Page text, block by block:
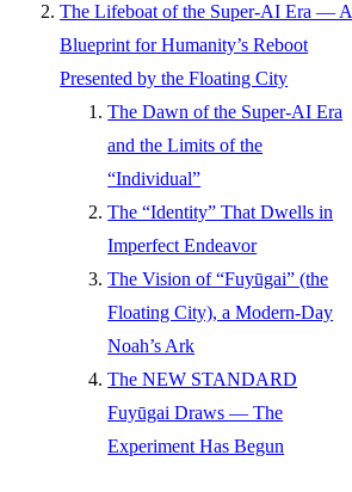
The Lifeboat of the Super-AI Era — A
Blueprint for Humanity’s Reboot
Presented by the Floating City
The Dawn of the Super-AI Era
and the Limits of the
“Individual”
The “Identity” That Dwells in
Imperfect Endeavor
The Vision of “Fuyūgai” (the
Floating City), a Modern-Day
Noah’s Ark
The NEW STANDARD
Fuyūgai Draws — The
Experiment Has Begun